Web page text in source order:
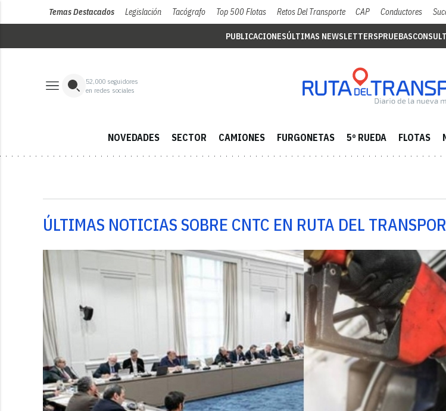
Temas Destacados Legislación Tacógrafo Top 500 Flotas Retos Del Transporte CAP Conductores
PUBLICACIONESÚLTIMAS NEWSLETTERSPRUEBAS
52,000 seguidores
en redes sociales
NOVEDADES SECTOR CAMIONES FURGONETAS 5º RUEDA FLOTAS
ÚLTIMAS NOTICIAS SOBRE CNTC EN RUTA DEL